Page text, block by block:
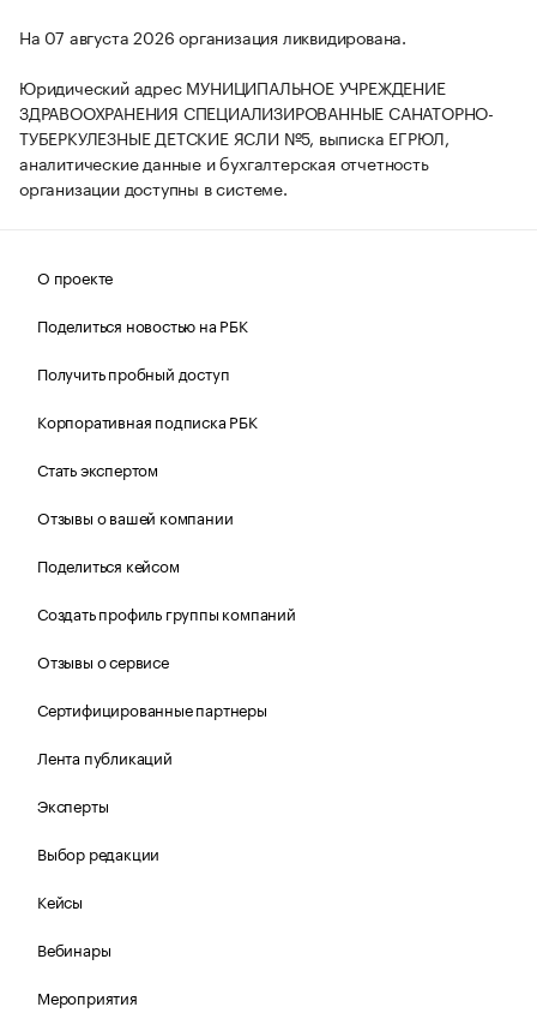
На 07 августа 2026 организация ликвидирована.
Юридический адрес МУНИЦИПАЛЬНОЕ УЧРЕЖДЕНИЕ
ЗДРАВООХРАНЕНИЯ СПЕЦИАЛИЗИРОВАННЫЕ САНАТОРНО-
ТУБЕРКУЛЕЗНЫЕ ДЕТСКИЕ ЯСЛИ №5, выписка ЕГРЮЛ,
аналитические данные и бухгалтерская отчетность
организации доступны в системе.
О проекте
Поделиться новостью на РБК
Получить пробный доступ
Корпоративная подписка РБК
Стать экспертом
Отзывы о вашей компании
Поделиться кейсом
Создать профиль группы компаний
Отзывы о сервисе
Сертифицированные партнеры
Лента публикаций
Эксперты
Выбор редакции
Кейсы
Вебинары
Мероприятия